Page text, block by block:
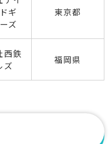
ギ
ズ
東京都
西鉄
ズ
福岡県